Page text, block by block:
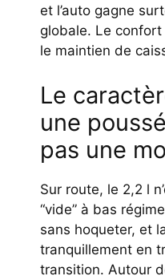
et l’auto gagne
globale. Le
le maintien de
Le
une
pas une
Sur route, le 2,2 l
“vide” à bas
sans hoqueter, et
tranquillement en
transition. Autour